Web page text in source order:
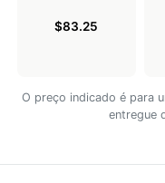
$83.25
O preço indicado é para
entregue